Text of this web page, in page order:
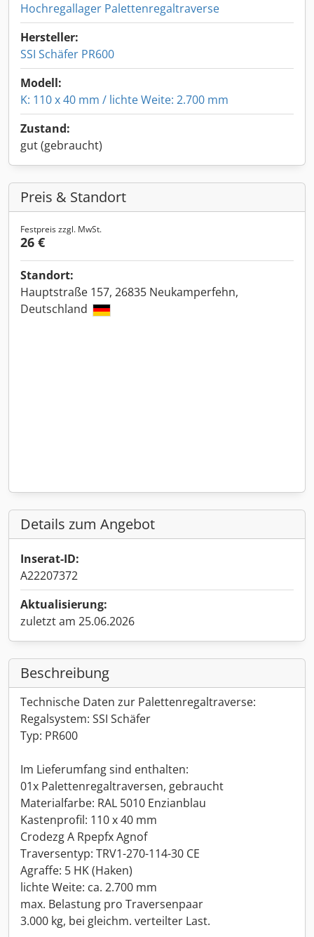
Hochregallager Palettenregaltraverse
Hersteller:
SSI Schäfer PR600
Modell:
K: 110 x 40 mm / lichte Weite: 2.700 mm
Zustand:
gut (gebraucht)
Preis & Standort
Festpreis zzgl. MwSt.
26 €
Standort:
Hauptstraße 157, 26835 Neukamperfehn,
Deutschland
Details zum Angebot
Inserat-ID:
A22207372
Aktualisierung:
zuletzt am 25.06.2026
Beschreibung
Technische Daten zur Palettenregaltraverse:
Regalsystem: SSI Schäfer
Typ: PR600
Im Lieferumfang sind enthalten:
01x Palettenregaltraversen, gebraucht
Materialfarbe: RAL 5010 Enzianblau
Kastenprofil: 110 x 40 mm
Crodezg A Rpepfx Agnof
Traversentyp: TRV1-270-114-30 CE
Agraffe: 5 HK (Haken)
lichte Weite: ca. 2.700 mm
max. Belastung pro Traversenpaar
3.000 kg, bei gleichm. verteilter Last.